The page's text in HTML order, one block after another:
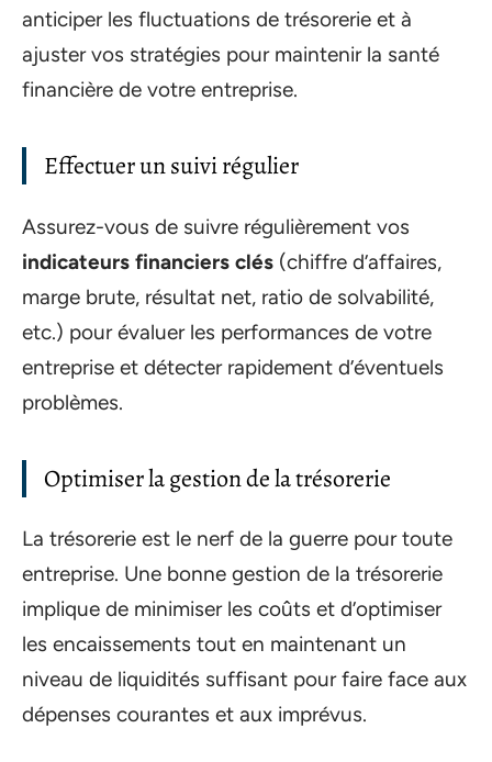
anticiper les fluctuations de trésorerie et à
ajuster vos stratégies pour maintenir la santé
financière de votre entreprise.
Effectuer un suivi régulier
Assurez-vous de suivre régulièrement vos
indicateurs financiers clés (chiffre d’affaires,
marge brute, résultat net, ratio de solvabilité,
etc.) pour évaluer les performances de votre
entreprise et détecter rapidement d’éventuels
problèmes.
Optimiser la gestion de la trésorerie
La trésorerie est le nerf de la guerre pour toute
entreprise. Une bonne gestion de la trésorerie
implique de minimiser les coûts et d’optimiser
les encaissements tout en maintenant un
niveau de liquidités suffisant pour faire face aux
dépenses courantes et aux imprévus.